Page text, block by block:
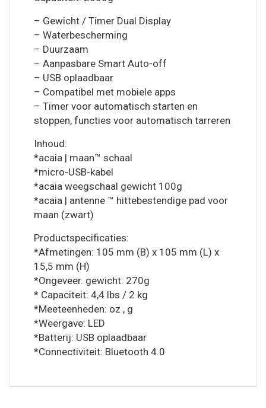
– Gewicht / Timer Dual Display
– Waterbescherming
– Duurzaam
– Aanpasbare Smart Auto-off
– USB oplaadbaar
– Compatibel met mobiele apps
– Timer voor automatisch starten en
stoppen, functies voor automatisch tarreren
Inhoud:
*acaia | maan™ schaal
*micro-USB-kabel
*acaia weegschaal gewicht 100g
*acaia | antenne ™ hittebestendige pad voor
maan (zwart)
Productspecificaties:
*Afmetingen: 105 mm (B) x 105 mm (L) x
15,5 mm (H)
*Ongeveer. gewicht: 270g
* Capaciteit: 4,4 lbs / 2 kg
*Meeteenheden: oz , g
*Weergave: LED
*Batterij: USB oplaadbaar
*Connectiviteit: Bluetooth 4.0